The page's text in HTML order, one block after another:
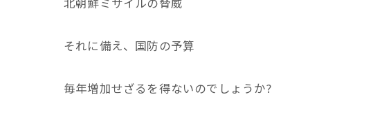
それに備え、国防の予算
毎年増加せざるを得ないのでしょうか?